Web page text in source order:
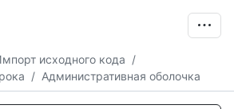
исходного кода /
/ Административная оболочка